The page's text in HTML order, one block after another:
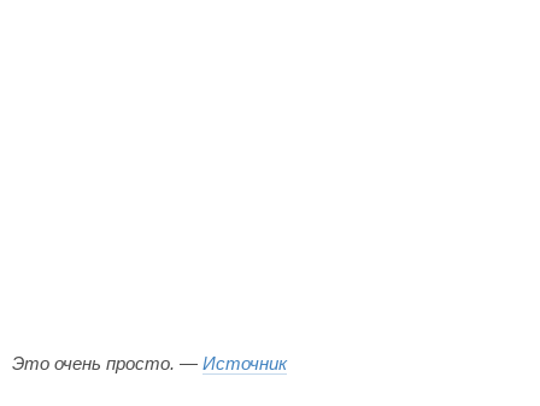
Это очень просто. — Источник